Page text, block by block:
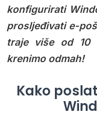
konfigurirati
prosljeđivati e-
traje više od 10
krenimo odmah!
Kako